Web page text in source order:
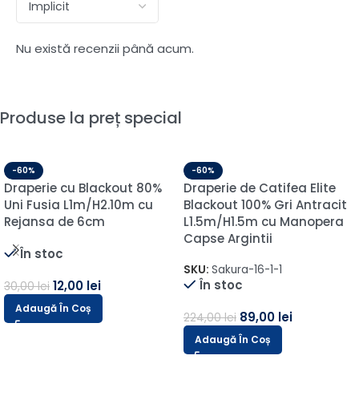
Nu există recenzii până acum.
Produse la preț special
-60%
Draperie de Catifea Elite
Blackout 100% Alb-Ivory
L1.15m/H2.75m cu Rejansa
În stoc
161,00 lei 64,00 lei
-60%
Draperie de Textura
Groasa 80% Blackout
Sankt Petersburg Crem
Vanilla L4.35m/H1.30 Pliu
SKU: SanktPetersburg24--1
304,00lei 122,00 lei
Adaugă În Coș